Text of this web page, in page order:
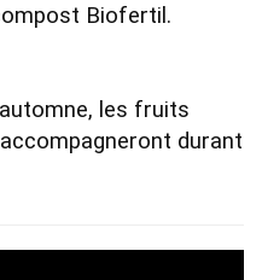
Biofertil.
les fruits
durant